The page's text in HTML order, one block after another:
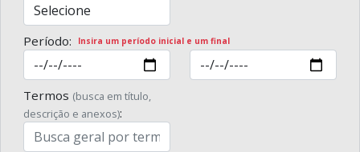
Período: Insira um período inicial e um final
Termos (busca em título,
descrição e anexos):